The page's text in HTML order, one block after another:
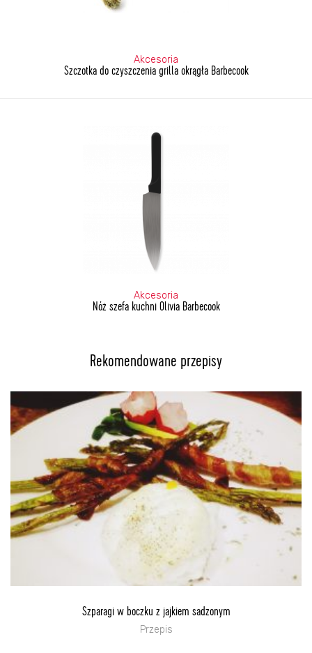
Akcesoria
Szczotka do czyszczenia grilla okrągła Barbecook
Akcesoria
Nóż szefa kuchni Olivia Barbecook
Rekomendowane przepisy
Szparagi w boczku z jajkiem sadzonym
Przepis